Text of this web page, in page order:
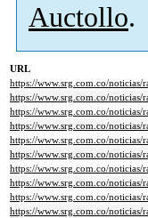
Auctollo.
URL
https://www.srg.com.co/
https://www.srg.com.co/
https://www.srg.com.co/
https://www.srg.com.co/
https://www.srg.com.co/
https://www.srg.com.co/
https://www.srg.com.co/noticias/
https://www.srg.com.co/noticias/
https://www.srg.com.co/
https://www.srg.com.co/